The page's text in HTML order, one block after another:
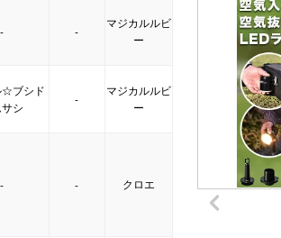
- -
マジカルルビ
ー
☆ブシド
シ
-
マジカルルビ
ー
- - クロエ